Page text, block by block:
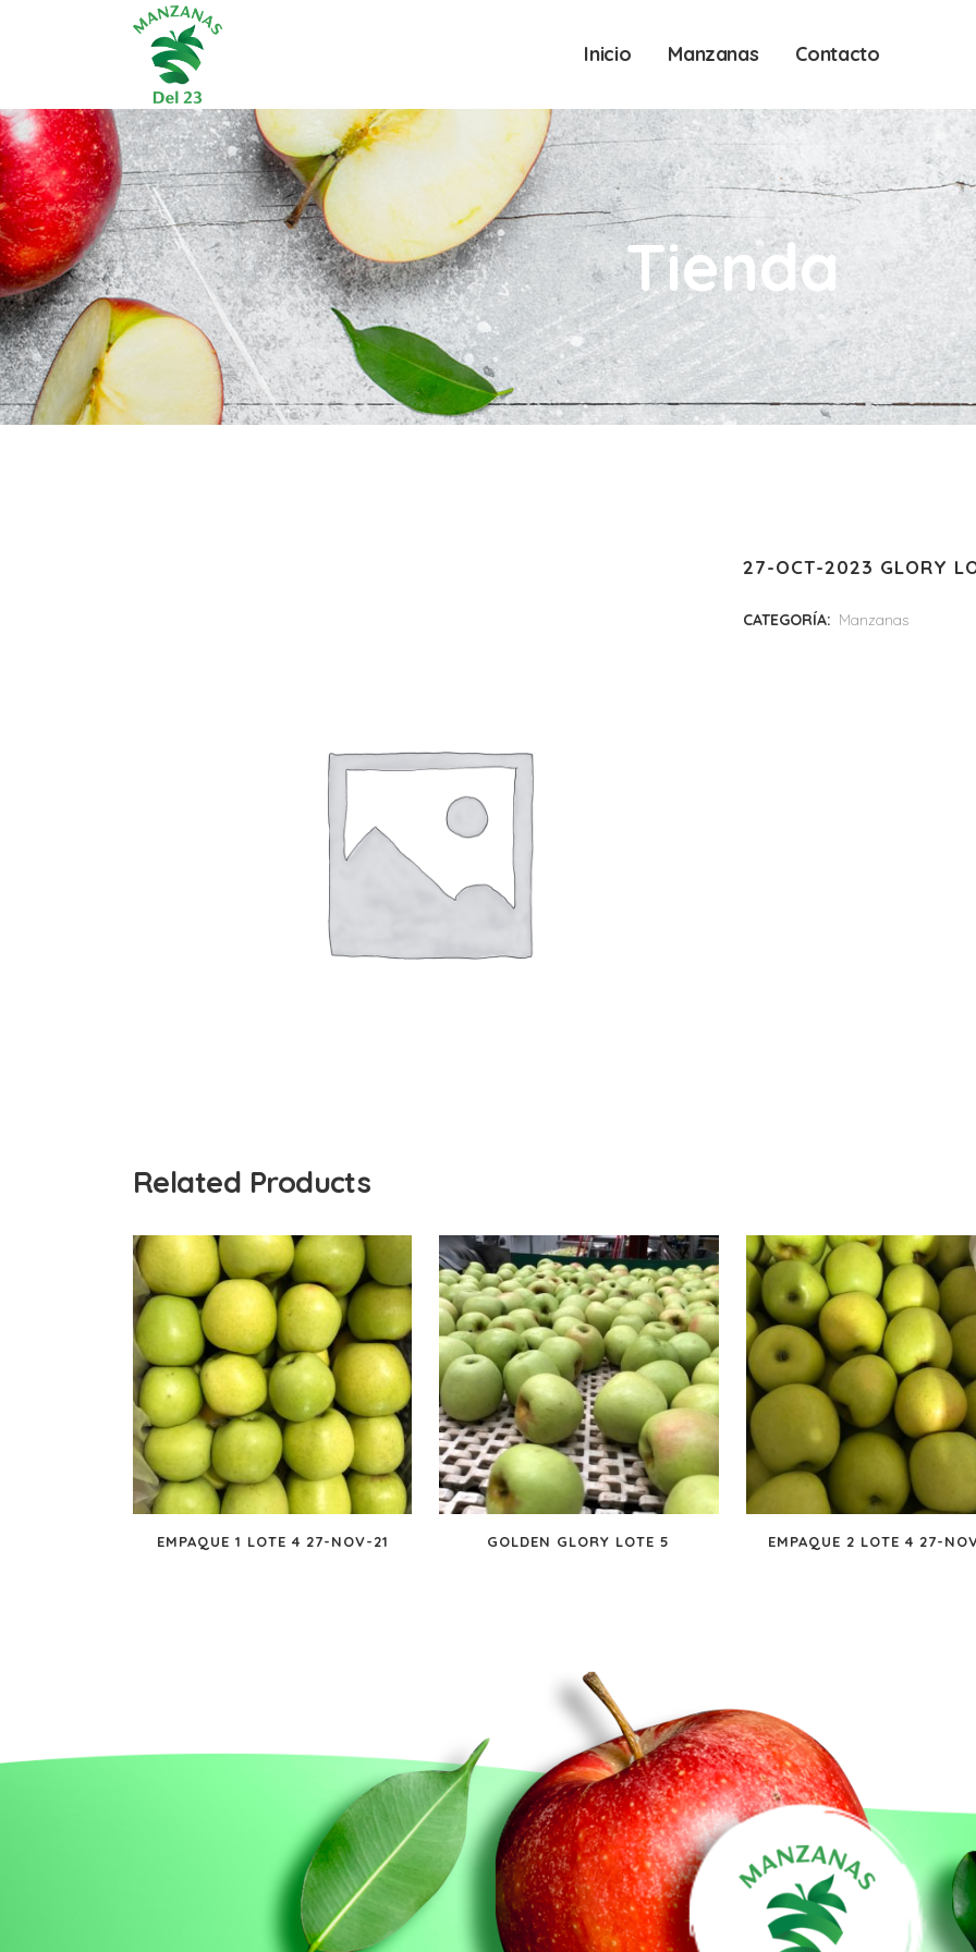
Inicio Manzanas Contacto
Tienda
27-OCT-2023 GLORY
CATEGORÍA: Manzanas
Related Products
EMPAQUE 1 LOTE 4 27-NOV-21 GOLDEN GLORY LOTE 5 EMPAQUE 2 LOTE 4 27-